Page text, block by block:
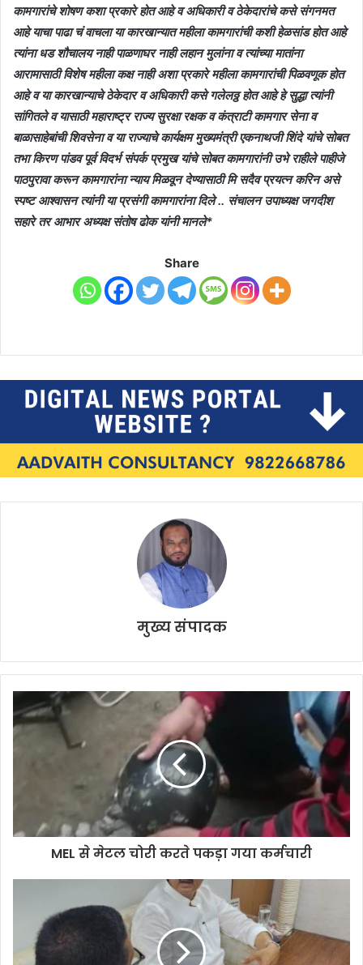
कामगारांचे शोषण कशा प्रकारे होत आहे व अधिकारी व ठेकेदारांचे कसे संगनमत
आहे याचा पाढा चं वाचला या कारखान्यात महीला कामगारांची कशी हेळसांड होत आहे
त्यांना धड शौचालय नाही पाळणाघर नाही लहान मुलांना व त्यांच्या मातांना
आरामासाठी विशेष महीला कक्ष नाही अशा प्रकारे महीला कामगारांची पिळवणूक होत
आहे व या कारखान्याचे ठेकेदार व अधिकारी कसे गलेलठ्ठ होत आहे हे सुद्धा त्यांनी
सांगितले व यासाठी महाराष्ट्र राज्य सुरक्षा रक्षक व कंत्राटी कामगार सेना व
बाळासाहेबांची शिवसेना व या राज्याचे कार्यक्षम मुख्यमंत्री एकनाथजी शिंदे यांचे सोबत
तभा किरण पांडव पूर्व विदर्भ संपर्क प्रमुख यांचे सोबत कामगारांनी उभे राहीले पाहीजे
पाठपुरावा करून कामगारांना न्याय मिळवून देण्यासाठी मि सदैव प्रयत्न करिन असे
स्पष्ट आश्वासन त्यांनी या प्रसंगी कामगारांना दिले .. संचालन उपाध्यक्ष जगदीश
सहारे तर आभार अध्यक्ष संतोष ढोक यांनी मानले*
Share
मुख्य संपादक
MEL से मेटल चोरी करते पकड़ा गया कर्मचारी